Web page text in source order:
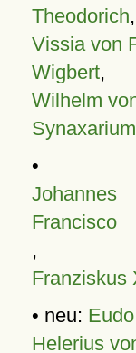
Theodorich,
Vissia von
Wigbert,
Wilhelm
Synaxarium
•
Francisco
,
Franziskus
• neu: Eudo
Helerius